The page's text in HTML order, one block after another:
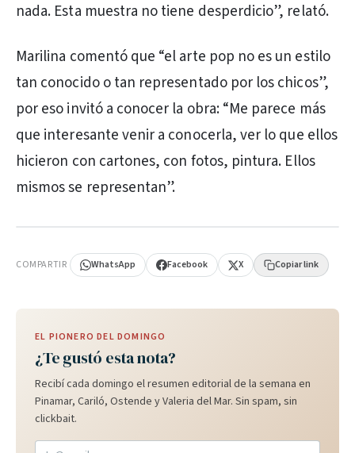
nada. Esta muestra no tiene desperdicio”, relató.
Marilina comentó que “el arte pop no es un estilo
tan conocido o tan representado por los chicos”,
por eso invitó a conocer la obra: “Me parece más
que interesante venir a conocerla, ver lo que ellos
hicieron con cartones, con fotos, pintura. Ellos
mismos se representan”.
COMPARTIR WhatsApp Facebook X Copiar link
EL PIONERO DEL DOMINGO
¿Te gustó esta nota?
Recibí cada domingo el resumen editorial de la semana en
Pinamar, Cariló, Ostende y Valeria del Mar. Sin spam, sin
clickbait.